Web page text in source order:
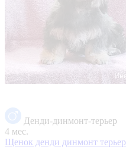
Денди-динмонт-терьер
4 мес.
Щенок денди динмонт терьер